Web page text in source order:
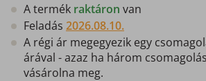
A termék raktáron van
Feladás 2026.08.10.
A régi ár megegyezik egy
árával - azaz ha három
vásárolna meg.